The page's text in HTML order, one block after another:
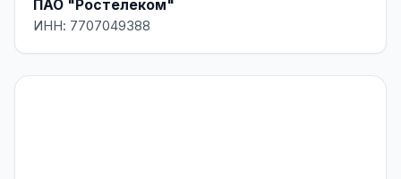
ПАО "Ростелеком"
ИНН: 7707049388